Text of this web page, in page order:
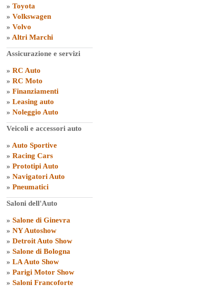
» Toyota
» Volkswagen
» Volvo
» Altri Marchi
Assicurazione e servizi
» RC Auto
» RC Moto
» Finanziamenti
» Leasing auto
» Noleggio Auto
Veicoli e accessori auto
» Auto Sportive
» Racing Cars
» Prototipi Auto
» Navigatori Auto
» Pneumatici
Saloni dell'Auto
» Salone di Ginevra
» NY Autoshow
» Detroit Auto Show
» Salone di Bologna
» LA Auto Show
» Parigi Motor Show
» Saloni Francoforte